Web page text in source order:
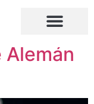
Alemán